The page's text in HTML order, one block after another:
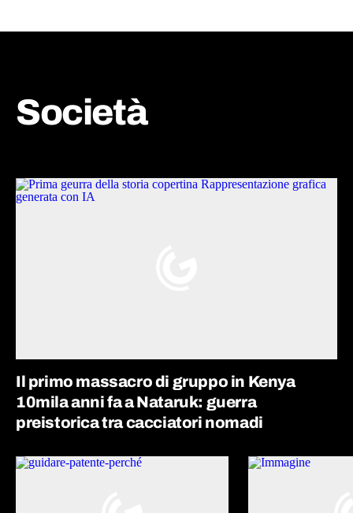
Società
Il primo massacro di gruppo in Kenya
10mila anni fa a Nataruk: guerra
preistorica tra cacciatori nomadi